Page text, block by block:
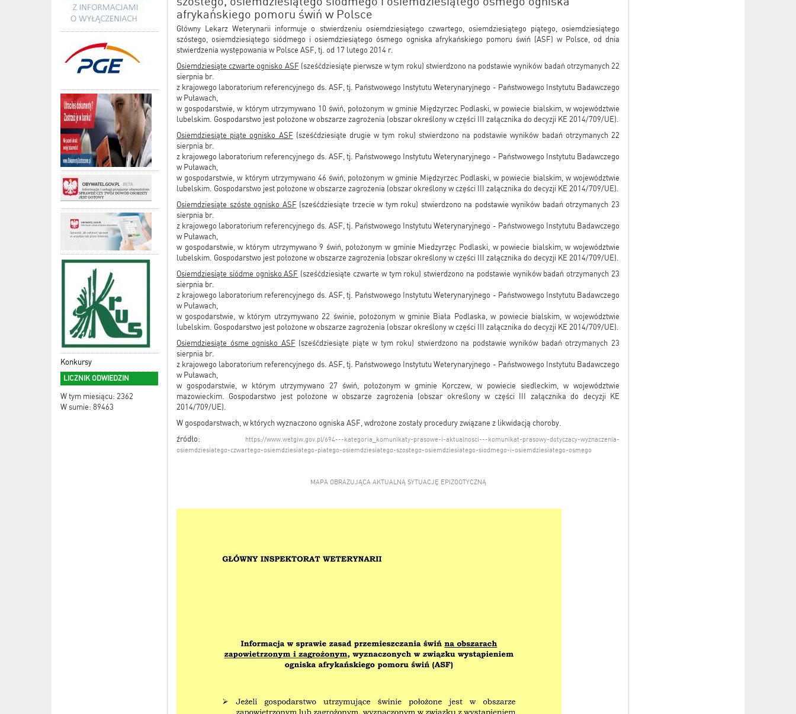
Konkursy
LICZNIK ODWIEDZIN
W tym miesiącu: 2362
W sumie: 89463
afrykańskiego pomoru świń w Polsce
Główny Lekarz Weterynarii informuje o stwierdzeniu osiemdziesiątego czwartego, osiemdziesiątego piątego, osiemdziesiątego
szóstego, osiemdziesiątego siódmego i osiemdziesiątego ósmego ogniska afrykańskiego pomoru świń (ASF) w Polsce, od dnia
stwierdzenia występowania w Polsce ASF, tj. od 17 lutego 2014 r.
Osiemdziesiąte czwarte ognisko ASF (sześćdziesiąte pierwsze w tym roku) stwierdzono na podstawie wyników badań otrzymanych 22
sierpnia br.
z krajowego laboratorium referencyjnego ds. ASF, tj. Państwowego Instytutu Weterynaryjnego - Państwowego Instytutu Badawczego
w Puławach,
w gospodarstwie, w którym utrzymywano 10 świń, położonym w gminie Międzyrzec Podlaski, w powiecie bialskim, w województwie
lubelskim. Gospodarstwo jest położone w obszarze zagrożenia (obszar określony w części III załącznika do decyzji KE 2014/709/UE).
Osiemdziesiąte piąte ognisko ASF (sześćdziesiąte drugie w tym roku) stwierdzono na podstawie wyników badań otrzymanych 22
sierpnia br.
z krajowego laboratorium referencyjnego ds. ASF, tj. Państwowego Instytutu Weterynaryjnego - Państwowego Instytutu Badawczego
w Puławach,
w gospodarstwie, w którym utrzymywano 46 świń, położonym w gminie Międzyrzec Podlaski, w powiecie bialskim, w województwie
lubelskim. Gospodarstwo jest położone w obszarze zagrożenia (obszar określony w części III załącznika do decyzji KE 2014/709/UE).
Osiemdziesiąte szóste ognisko ASF (sześćdziesiąte trzecie w tym roku) stwierdzono na podstawie wyników badań otrzymanych 23
sierpnia br.
z krajowego laboratorium referencyjnego ds. ASF, tj. Państwowego Instytutu Weterynaryjnego - Państwowego Instytutu Badawczego
w Puławach,
w gospodarstwie, w którym utrzymywano 9 świń, położonym w gminie Miedzyrzęc Podlaski, w powiecie bialskim, w województwie
lubelskim. Gospodarstwo jest położone w obszarze zagrożenia (obszar określony w części III załącznika do decyzji KE 2014/709/UE).
Osiemdziesiąte siódme ognisko ASF (sześćdziesiąte czwarte w tym roku) stwierdzono na podstawie wyników badań otrzymanych 23
sierpnia br.
z krajowego laboratorium referencyjnego ds. ASF, tj. Państwowego Instytutu Weterynaryjnego - Państwowego Instytutu Badawczego
w Puławach,
w gospodarstwie, w którym utrzymywano 22 świnie, położonym w gminie Biała Podlaska, w powiecie bialskim, w województwie
lubelskim. Gospodarstwo jest położone w obszarze zagrożenia (obszar określony w części III załącznika do decyzji KE 2014/709/UE).
Osiemdziesiąte ósme ognisko ASF (sześćdziesiąte piąte w tym roku) stwierdzono na podstawie wyników badań otrzymanych 23
sierpnia br.
z krajowego laboratorium referencyjnego ds. ASF, tj. Państwowego Instytutu Weterynaryjnego - Państwowego Instytutu Badawczego
w Puławach,
w gospodarstwie, w którym utrzymywano 27 świń, położonym w gminie Korczew, w powiecie siedleckim, w województwie
mazowieckim. Gospodarstwo jest położone w obszarze zagrożenia (obszar określony w części III załącznika do decyzji KE
2014/709/UE).
W gospodarstwach, w których wyznaczono ogniska ASF, wdrożone zostały procedury związane z likwidacją choroby.
źródło:
https://www.wetgiw.gov.pl/694---kategoria_komunikaty-prasowe-i-aktualnosci---komunikat-prasowy-dotyczacy-wyznaczenia-
osiemdziesiatego-czwartego-osiemdziesiatego-piatego-osiemdziesiatego-szostego-osiemdziesiatego-siodmego-i-osiemdziesiatego-osmego
MAPA OBRAZUJĄCA AKTUALNĄ SYTUACJĘ EPIZOOTYCZNĄ